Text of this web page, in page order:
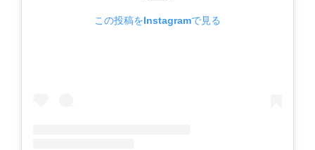
この投稿をInstagramで見る